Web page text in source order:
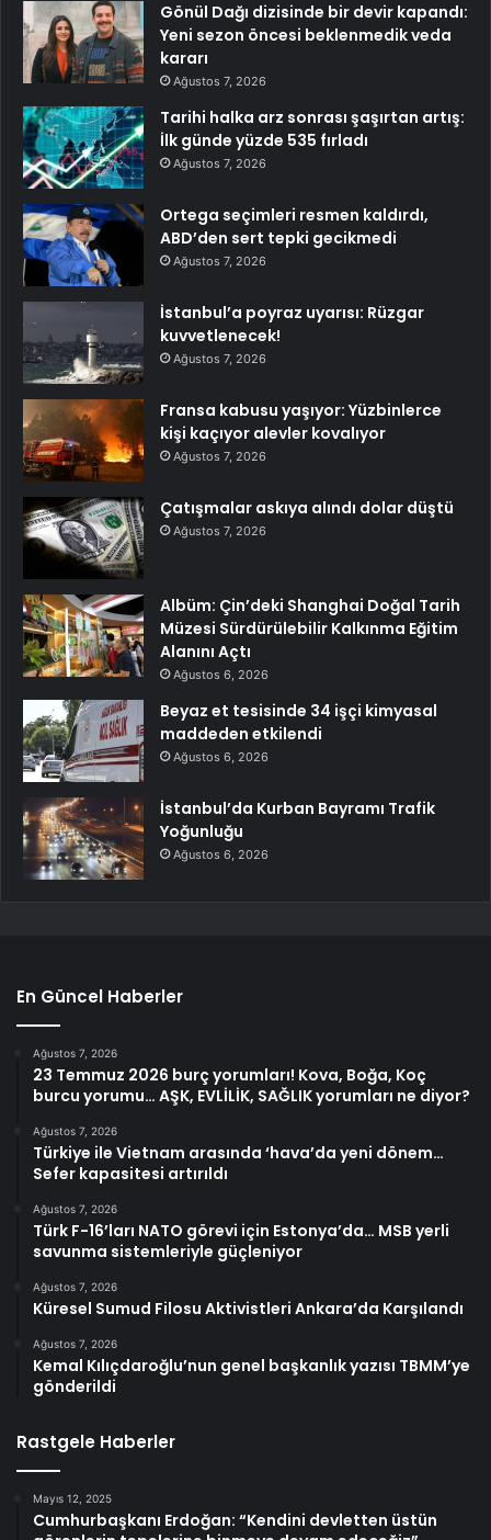
Gönül Dağı dizisinde bir devir kapandı:
Yeni sezon öncesi beklenmedik veda
kararı
Ağustos 7, 2026
Tarihi halka arz sonrası şaşırtan artış:
İlk günde yüzde 535 fırladı
Ağustos 7, 2026
Ortega seçimleri resmen kaldırdı,
ABD’den sert tepki gecikmedi
Ağustos 7, 2026
İstanbul’a poyraz uyarısı: Rüzgar
kuvvetlenecek!
Ağustos 7, 2026
Fransa kabusu yaşıyor: Yüzbinlerce
kişi kaçıyor alevler kovalıyor
Ağustos 7, 2026
Çatışmalar askıya alındı dolar düştü
Ağustos 7, 2026
Albüm: Çin’deki Shanghai Doğal Tarih
Müzesi Sürdürülebilir Kalkınma Eğitim
Alanını Açtı
Ağustos 6, 2026
Beyaz et tesisinde 34 işçi kimyasal
maddeden etkilendi
Ağustos 6, 2026
İstanbul’da Kurban Bayramı Trafik
Yoğunluğu
Ağustos 6, 2026
En Güncel Haberler
Ağustos 7, 2026
23 Temmuz 2026 burç yorumları! Kova, Boğa, Koç
burcu yorumu… AŞK, EVLİLİK, SAĞLIK yorumları ne diyor?
Ağustos 7, 2026
Türkiye ile Vietnam arasında ‘hava’da yeni dönem…
Sefer kapasitesi artırıldı
Ağustos 7, 2026
Türk F-16’ları NATO görevi için Estonya’da… MSB yerli
savunma sistemleriyle güçleniyor
Ağustos 7, 2026
Küresel Sumud Filosu Aktivistleri Ankara’da Karşılandı
Ağustos 7, 2026
Kemal Kılıçdaroğlu’nun genel başkanlık yazısı TBMM’ye
gönderildi
Rastgele Haberler
Mayıs 12, 2025
Cumhurbaşkanı Erdoğan: “Kendini devletten üstün